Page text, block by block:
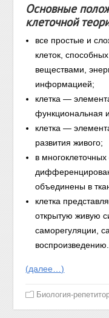
Основные
клеточной
все простые и
клеток,
веществами,
информацией;
клетка —
функциональная
клетка —
развития живого;
в многоклеточных
объединены в
клетка
открытую живую
саморегуляции,
воспроизведению.
(далее…)
Биология-